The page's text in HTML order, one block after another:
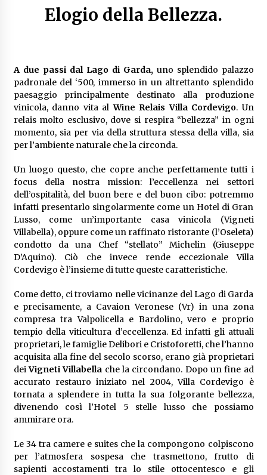
Speciale Vini Rosè Italiani
Elogio della Bellezza.
A due passi dal Lago di Garda, uno splendido palazzo
padronale del ‘500, immerso in un altrettanto splendido
paesaggio principalmente destinato alla produzione
vinicola, danno vita alWine Relais Villa Cordevigo. Un
relais molto esclusivo, dove si respira “bellezza” in ogni
momento, sia per via della struttura stessa della villa, sia
per l’ambiente naturale che la circonda.
Un luogo questo, che copre anche perfettamente tutti i
focus della nostra mission: l’eccellenza nei settori
dell’ospitalità, del buon bere e del buon cibo: potremmo
infatti presentarlo singolarmente come un Hotel di Gran
Lusso, come un’importante casa vinicola (Vigneti
Villabella), oppure come un raffinato ristorante (l’Oseleta)
condotto da una Chef “stellato” Michelin (Giuseppe
D’Aquino). Ciò che invece rende eccezionale Villa
Cordevigo è l’insieme di tutte queste caratteristiche.
Come detto, ci troviamo nelle vicinanze del Lago di Garda
e precisamente, a Cavaion Veronese (Vr) in una zona
compresa tra Valpolicella e Bardolino, vero e proprio
tempio della viticultura d’eccellenza. Ed infatti gli attuali
proprietari, le famiglie Delibori e Cristoforetti, che l’hanno
acquisita alla fine del secolo scorso, erano già proprietari
deiVigneti Villabella che la circondano. Dopo un fine ad
accurato restauro iniziato nel 2004, Villa Cordevigo è
tornata a splendere in tutta la sua folgorante bellezza,
divenendo così l’Hotel 5 stelle lusso che possiamo
ammirare ora.
Le 34 tra camere e suites che la compongono colpiscono
per l’atmosfera sospesa che trasmettono, frutto di
sapienti accostamenti tra lo stile ottocentesco e gli